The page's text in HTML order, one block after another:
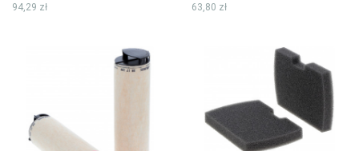
94,29 zł
63,80 zł